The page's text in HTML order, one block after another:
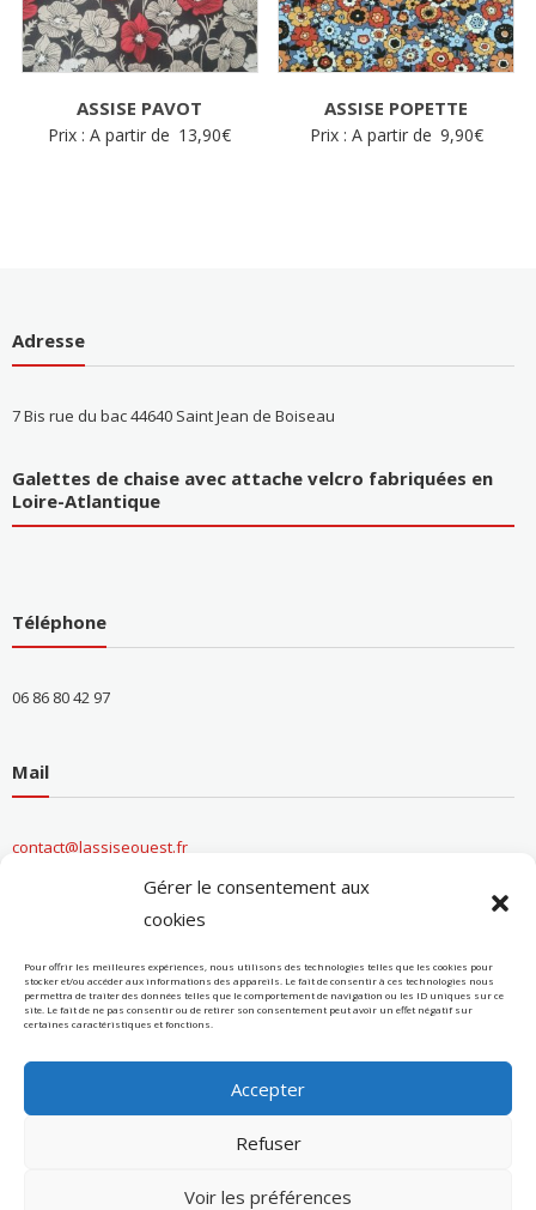
Gérer le consentement aux
cookies
Pour offrir les meilleures expériences, nous utilisons des technologies telles que les cookies pour
stocker et/ou accéder aux informations des appareils. Le fait de consentir à ces technologies nous
permettra de traiter des données telles que le comportement de navigation ou les ID uniques sur ce
site. Le fait de ne pas consentir ou de retirer son consentement peut avoir un effet négatif sur
certaines caractéristiques et fonctions.
Accepter
Refuser
Voir les préférences
ASSISE PAVOT
Prix : A partir de 13,90€
ASSISE POPETTE
Prix : A partir de 9,90€
Adresse
7 Bis rue du bac 44640 Saint Jean de Boiseau
Galettes de chaise avec attache velcro fabriquées en
Loire-Atlantique
Téléphone
06 86 80 42 97
Mail
contact@lassiseouest.fr
Conditions Générales de Ventes
Données personnelles / Cookies